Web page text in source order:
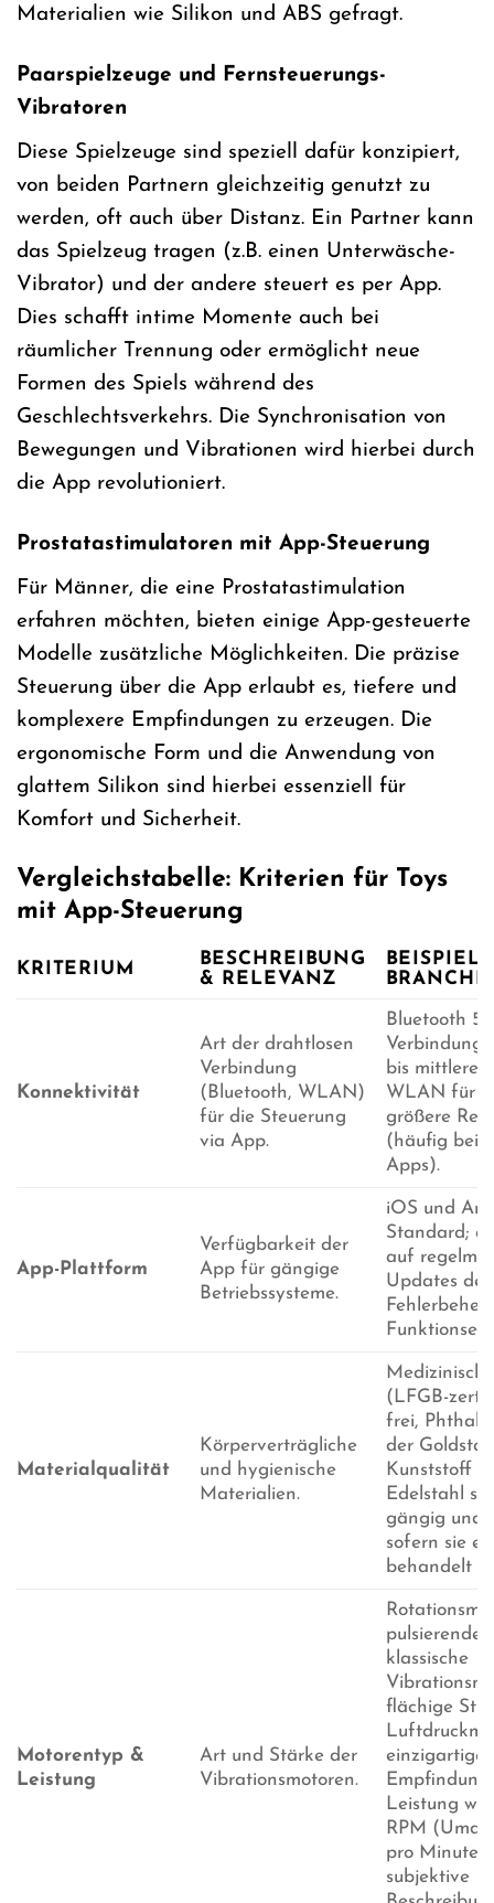
Materialien wie Silikon und ABS gefragt.
Paarspielzeuge und Fernsteuerungs-
Vibratoren
Diese Spielzeuge sind speziell dafür konzipiert,
von beiden Partnern gleichzeitig genutzt zu
werden, oft auch über Distanz. Ein Partner kann
das Spielzeug tragen (z.B. einen Unterwäsche-
Vibrator) und der andere steuert es per App.
Dies schafft intime Momente auch bei
räumlicher Trennung oder ermöglicht neue
Formen des Spiels während des
Geschlechtsverkehrs. Die Synchronisation von
Bewegungen und Vibrationen wird hierbei durch
die App revolutioniert.
Prostatastimulatoren mit App-Steuerung
Für Männer, die eine Prostatastimulation
erfahren möchten, bieten einige App-gesteuerte
Modelle zusätzliche Möglichkeiten. Die präzise
Steuerung über die App erlaubt es, tiefere und
komplexere Empfindungen zu erzeugen. Die
ergonomische Form und die Anwendung von
glattem Silikon sind hierbei essenziell für
Komfort und Sicherheit.
Vergleichstabelle: Kriterien für Toys
mit App-Steuerung
KRITERIUM
BESCHREIBUNG
& RELEVANZ
Konnektivität
Art der drahtlosen
Verbindung
(Bluetooth, WLAN)
für die Steuerung
via App.
Bluetooth
bis mittlere
WLAN für
größere
(häufig bei
Apps).
App-Plattform
Verfügbarkeit der
App für gängige
Betriebssysteme.
iOS und
Standard;
auf
Updates
Materialqualität
Körperverträgliche
und hygienische
Materialien.
(LFGB-
frei,
der
Kunststoff
Edelstahl
gängig und
sofern sie
behandelt
Motorentyp &
Leistung
Art und Stärke der
Vibrationsmotoren.
pulsierende
klassische
flächige
einzigartige
Leistung
RPM
pro Minute)
subjektive